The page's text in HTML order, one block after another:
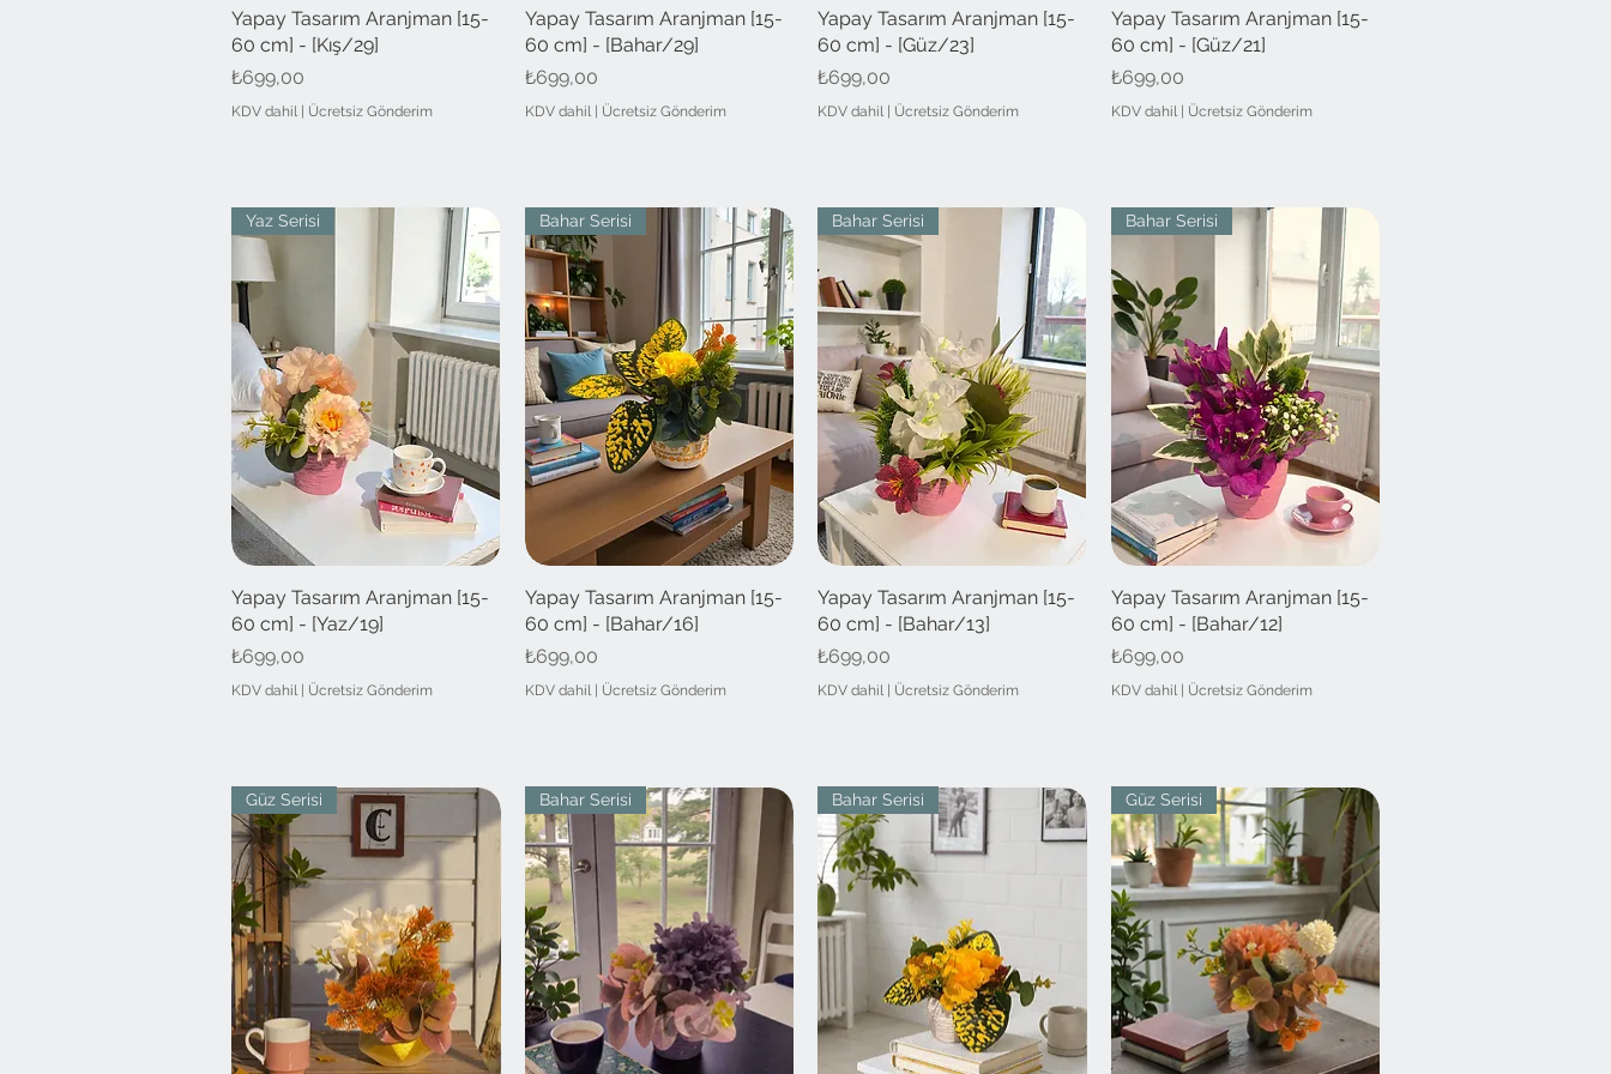
Hızlı Bakış
Yapay Tasarım Aranjman [15-
60 cm] - [Kış/29]
Fiyat
₺699,00
KDV dahil Ücretsiz Gönderim
Hızlı Bakış
Yapay Tasarım Aranjman [15-
60 cm] - [Bahar/29]
Fiyat
₺699,00
KDV dahil| Ücretsiz Gönderim
Hızlı Bakış
Yapay Tasarım Aranjman [15-
60 cm] - [Güz/23]
Fiyat
₺699,00
KDV dahil Ücretsiz Gönderim
Hızlı Bakış
Yapay Tasarım Aranjman [15-
60 cm] - [Güz/21]
Fiyat
₺699,00
KDV dahil| Ücretsiz Gönderim
Hızlı Bakış
Yaz Serisi
Yapay Tasarım Aranjman [15-
60 cm] - [Yaz/19]
Fiyat
₺699,00
KDV dahil Ücretsiz Gönderim
Hızlı Bakış
Bahar Serisi
Yapay Tasarım Aranjman [15-
60 cm] - [Bahar/16]
Fiyat
₺699,00
KDV dahil| Ücretsiz Gönderim
Hızlı Bakış
Bahar Serisi
Yapay Tasarım Aranjman [15-
60 cm] - [Bahar/13]
Fiyat
₺699,00
KDV dahil Ücretsiz Gönderim
Hızlı Bakış
Bahar Serisi
Yapay Tasarım Aranjman [15-
60 cm] - [Bahar/12]
Fiyat
₺699,00
KDV dahil| Ücretsiz Gönderim
Güz Serisi Bahar Serisi Bahar Serisi Güz Serisi